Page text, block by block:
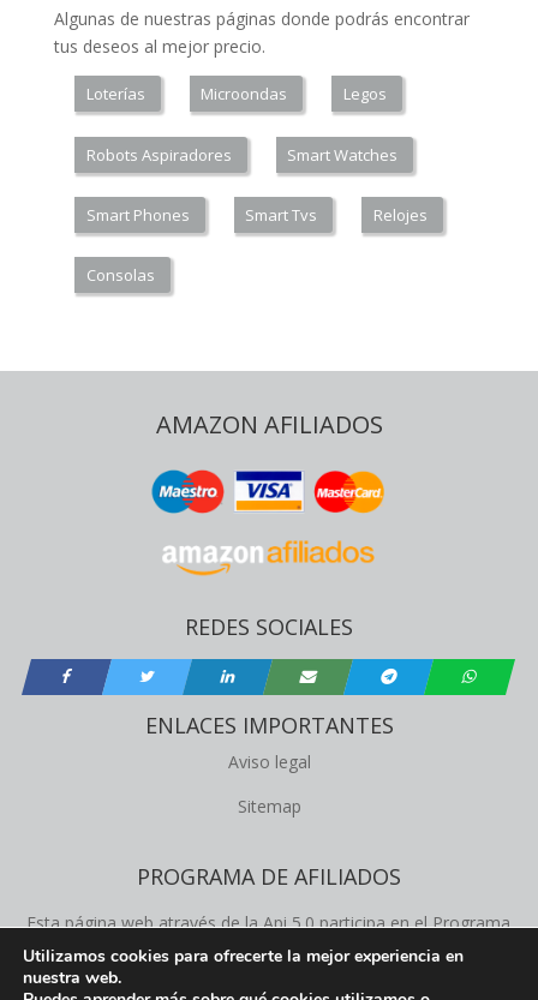
Algunas de nuestras páginas donde podrás encontrar
tus deseos al mejor precio.
Loterías Microondas Legos
Robots Aspiradores Smart Watches
Smart Phones Smart Tvs Relojes
Consolas
AMAZON AFILIADOS
REDES SOCIALES
ENLACES IMPORTANTES
Aviso legal
Sitemap
PROGRAMA DE AFILIADOS
Esta página web através de la Api 5.0 participa en el Programa
de Afiliados de Amazon Product Advertising, este programa
permite a los propietários de la web obtener comisiones de
Utilizamos cookies para ofrecerte la mejor experiencia en
nuestra web.